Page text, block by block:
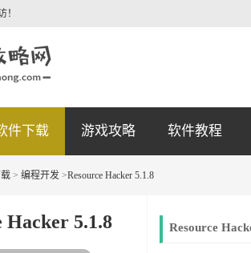
！
件下载 游戏攻略 软件教程
> 编程开发 >Resource Hacker 5.1.8
Hacker 5.1.8 Resource